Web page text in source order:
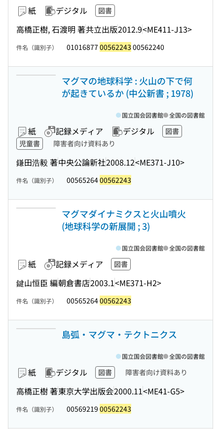
紙 デジタル 図書
高橋正樹, 石渡明 著共立出版2012.9<ME411-J13>
件名（識別子） 01016877 00562243 00562240
マグマの地球科学 : 火山の下で何
が起きているか (中公新書 ; 1978)
紙 記録メディア デジタル
図書
児童書
障害者向け資料あり
鎌田浩毅 著中央公論新社2008.12<ME371-J10>
国立国会図書館 全国の図書館
件名（識別子） 0056526400562243
マグマダイナミクスと火山噴火
(地球科学の新展開 ; 3)
紙 記録メディア 図書
鍵山恒臣 編朝倉書店2003.1<ME371-H2>
国立国会図書館 全国の図書館
件名（識別子） 0056526400562243
島弧・マグマ・テクトニクス
紙 デジタル 図書 障害者向け資料あり
高橋正樹 著東京大学出版会2000.11<ME41-G5>
国立国会図書館 全国の図書館
件名（識別子） 00569219 00562243